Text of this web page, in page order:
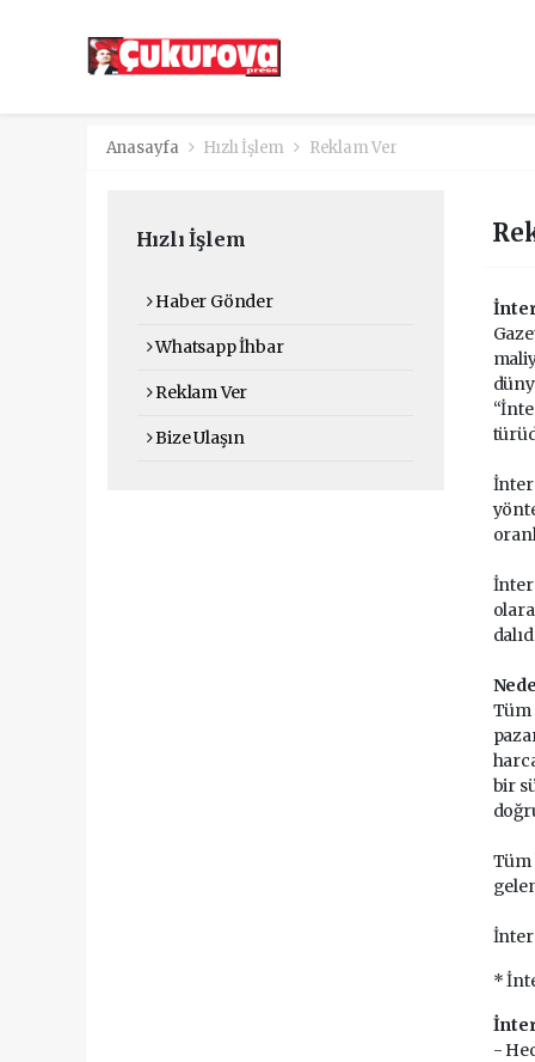
Anasayfa Hızlı İşlem Reklam Ver
Hızlı İşlem
Haber Gönder
Whatsapp İhbar
Reklam Ver
Bize Ulaşın
Tüm
bir
Tüm
*
-